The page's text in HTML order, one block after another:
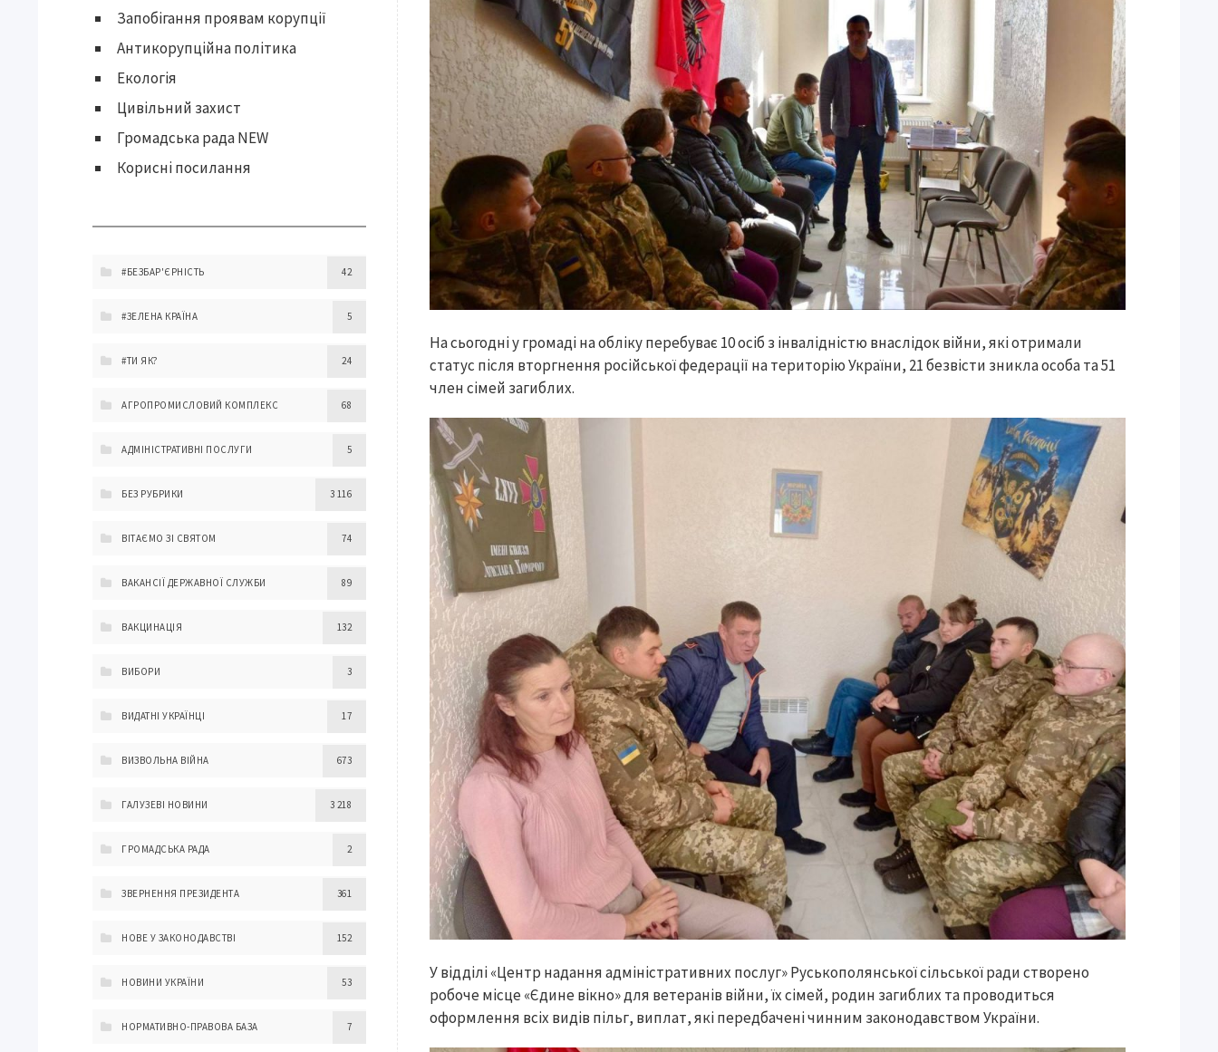
На сьогодні у громаді на обліку перебуває 10 осіб з інвалідністю внаслідок війни, які отримали
статус після вторгнення російської федерації на територію України, 21 безвісти зникла особа та 51
член сімей загиблих.
У відділі «Центр надання адміністративних послуг» Руськополянської сільської ради створено
робоче місце «Єдине вікно» для ветеранів війни, їх сімей, родин загиблих та проводиться
оформлення всіх видів пільг, виплат, які передбачені чинним законодавством України.
Запобігання проявам корупції
Антикорупційна політика
Екологія
Цивільний захист
Громадська рада NEW
Корисні посилання
#БЕЗБАР'ЄРНІСТЬ 42
#ЗЕЛЕНА КРАЇНА 5
#ТИ ЯК? 24
АГРОПРОМИСЛОВИЙ КОМПЛЕКС 68
АДМІНІСТРАТИВНІ ПОСЛУГИ 5
БЕЗ РУБРИКИ 3 116
ВІТАЄМО ЗІ СВЯТОМ 74
ВАКАНСІЇ ДЕРЖАВНОЇ СЛУЖБИ 89
ВАКЦИНАЦІЯ 132
ВИБОРИ 3
ВИДАТНІ УКРАЇНЦІ 17
ВИЗВОЛЬНА ВІЙНА 673
ГАЛУЗЕВІ НОВИНИ 3 218
ГРОМАДСЬКА РАДА 2
ЗВЕРНЕННЯ ПРЕЗИДЕНТА 361
НОВЕ У ЗАКОНОДАВСТВІ 152
НОВИНИ УКРАЇНИ 53
НОРМАТИВНО-ПРАВОВА БАЗА 7